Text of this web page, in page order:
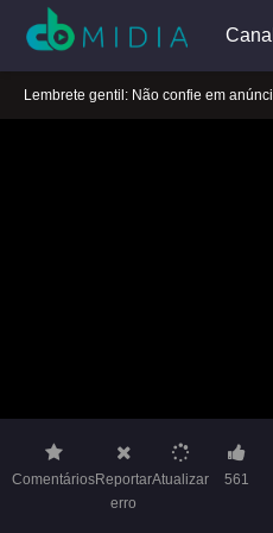
Canal
A tocar：Aposta de Gigantes-05
ComentáriosReportar
erro
Atualizar 561